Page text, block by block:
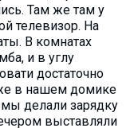
Там же там у
телевизор. На
В комнатах
и в углу
достаточно
в нашем домике
делали зарядку
выставляли